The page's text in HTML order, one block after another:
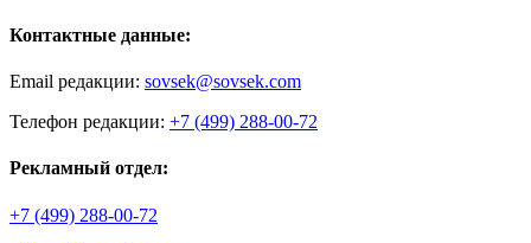
Контактные данные:
Email редакции: sovsek@sovsek.com
Телефон редакции: +7 (499) 288-00-72
Рекламный отдел:
+7 (499) 288-00-72